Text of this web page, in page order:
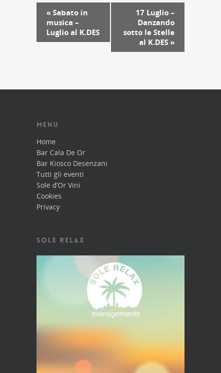
Evento
Navigation
« Sabato in
musica –
Luglio al K.DES
17 Luglio –
Danzando
sotto le Stelle
al K.DES »
MENU
Home
Bar Cala De Or
Bar Kiosco Desenzani
Tutti gli eventi
Sole d’Or Vini
Cookies
Privacy
SOLE RELAX